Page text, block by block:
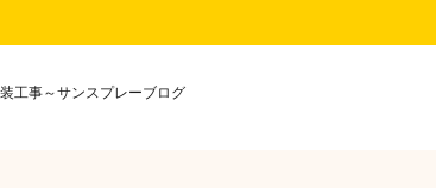
工事～サンスプレーブログ